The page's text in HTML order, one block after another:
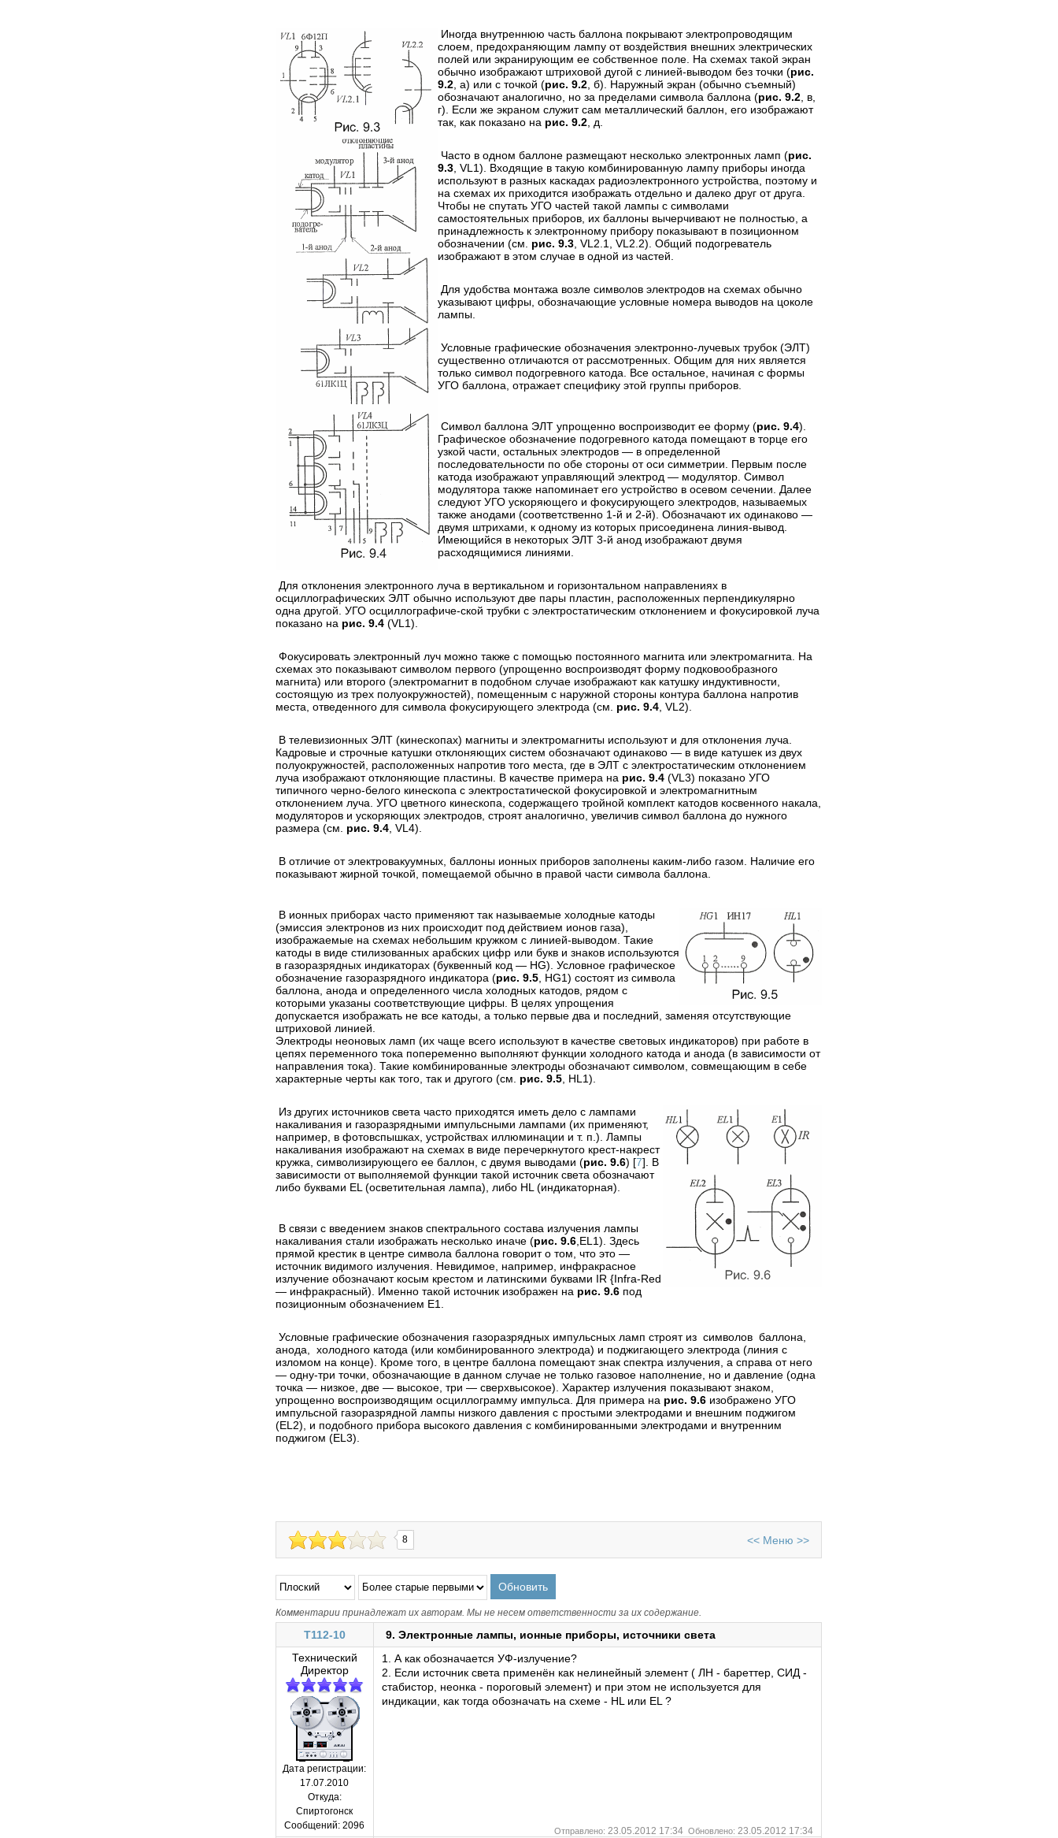
Иногда внутреннюю часть баллона покрывают электропроводящим
слоем, предохраняющим лампу от воздействия внешних электрических
полей или экранирующим ее собственное поле. На схемах такой экран
обычно изображают штриховой дугой с линией-выводом без точки (рис.
9.2 , а) или с точкой (рис. 9.2 , б). Наружный экран (обычно съемный)
обозначают аналогично, но за пределами символа баллона (рис. 9.2 , в,
г). Если же экраном служит сам металлический баллон, его изображают
так, как показано на рис. 9.2 , д.
Часто в одном баллоне размещают несколько электронных ламп (рис.
9.3 , VL1). Входящие в такую комбинированную лампу приборы иногда
используют в разных каскадах радиоэлектронного устройства, поэтому и
на схемах их приходится изображать отдельно и далеко друг от друга.
Чтобы не спутать УГО частей такой лампы с символами
самостоятельных приборов, их баллоны вычерчивают не полностью, а
принадлежность к электронному прибору показывают в позиционном
обозначении (см. рис. 9.3 , VL2.1, VL2.2). Общий подогреватель
изображают в этом случае в одной из частей.
Для удобства монтажа возле символов электродов на схемах обычно
указывают цифры, обозначающие условные номера выводов на цоколе
лампы.
Условные графические обозначения электронно-лучевых трубок (ЭЛТ)
существенно отличаются от рассмотренных. Общим для них является
только символ подогревного катода. Все остальное, начиная с формы
УГО баллона, отражает специфику этой группы приборов.
Символ баллона ЭЛТ упрощенно воспроизводит ее форму (рис. 9.4).
Графическое обозначение подогревного катода помещают в торце его
узкой части, остальных электродов — в определенной
последовательности по обе стороны от оси симметрии. Первым после
катода изображают управляющий электрод — модулятор. Символ
модулятора также напоминает его устройство в осевом сечении. Далее
следуют УГО ускоряющего и фокусирующего электродов, называемых
также анодами (соответственно 1-й и 2-й). Обозначают их одинаково —
двумя штрихами, к одному из которых присоединена линия-вывод.
Имеющийся в некоторых ЭЛТ 3-й анод изображают двумя
расходящимися линиями.
Для отклонения электронного луча в вертикальном и горизонтальном направлениях в
осциллографических ЭЛТ обычно используют две пары пластин, расположенных перпендикулярно
одна другой. УГО осциллографиче-ской трубки с электростатическим отклонением и фокусировкой луча
показано на рис. 9.4 (VL1).
Фокусировать электронный луч можно также с помощью постоянного магнита или электромагнита. На
схемах это показывают символом первого (упрощенно воспроизводят форму подковообразного
магнита) или второго (электромагнит в подобном случае изображают как катушку индуктивности,
состоящую из трех полуокружностей), помещенным с наружной стороны контура баллона напротив
места, отведенного для символа фокусирующего электрода (см. рис. 9.4 , VL2).
В телевизионных ЭЛТ (кинескопах) магниты и электромагниты используют и для отклонения луча.
Кадровые и строчные катушки отклоняющих систем обозначают одинаково — в виде катушек из двух
полуокружностей, расположенных напротив того места, где в ЭЛТ с электростатическим отклонением
луча изображают отклоняющие пластины. В качестве примера на рис. 9.4 (VL3) показано УГО
типичного черно-белого кинескопа с электростатической фокусировкой и электромагнитным
отклонением луча. УГО цветного кинескопа, содержащего тройной комплект катодов косвенного накала,
модуляторов и ускоряющих электродов, строят аналогично, увеличив символ баллона до нужного
размера (см. рис. 9.4 , VL4).
В отличие от электровакуумных, баллоны ионных приборов заполнены каким-либо газом. Наличие его
показывают жирной точкой, помещаемой обычно в правой части символа баллона.
В ионных приборах часто применяют так называемые холодные катоды
(эмиссия электронов из них происходит под действием ионов газа),
изображаемые на схемах небольшим кружком с линией-выводом. Такие
катоды в виде стилизованных арабских цифр или букв и знаков используются
в газоразрядных индикаторах (буквенный код — HG). Условное графическое
обозначение газоразрядного индикатора (рис. 9.5 , HG1) состоят из символа
баллона, анода и определенного числа холодных катодов, рядом с
которыми указаны соответствующие цифры. В целях упрощения
допускается изображать не все катоды, а только первые два и последний, заменяя отсутствующие
штриховой линией.
Электроды неоновых ламп (их чаще всего используют в качестве световых индикаторов) при работе в
цепях переменного тока попеременно выполняют функции холодного катода и анода (в зависимости от
направления тока). Такие комбинированные электроды обозначают символом, совмещающим в себе
характерные черты как того, так и другого (см. рис. 9.5 , HL1).
Из других источников света часто приходятся иметь дело с лампами
накаливания и газоразрядными импульсными лампами (их применяют,
например, в фотовспышках, устройствах иллюминации и т. п.). Лампы
накаливания изображают на схемах в виде перечеркнутого крест-накрест
кружка, символизирующего ее баллон, с двумя выводами (рис. 9.6) [7]. В
зависимости от выполняемой функции такой источник света обозначают
либо буквами EL (осветительная лампа), либо HL (индикаторная).
В связи с введением знаков спектрального состава излучения лампы
накаливания стали изображать несколько иначе (рис. 9.6 ,EL1). Здесь
прямой крестик в центре символа баллона говорит о том, что это —
источник видимого излучения. Невидимое, например, инфракрасное
излучение обозначают косым крестом и латинскими буквами IR {Infra-Red
— инфракрасный). Именно такой источник изображен на рис. 9.6 под
позиционным обозначением E1.
Условные графические обозначения газоразрядных импульсных ламп строят из символов баллона,
анода, холодного катода (или комбинированного электрода) и поджигающего электрода (линия с
изломом на конце). Кроме того, в центре баллона помещают знак спектра излучения, а справа от него
— одну-три точки, обозначающие в данном случае не только газовое наполнение, но и давление (одна
точка — низкое, две — высокое, три — сверхвысокое). Характер излучения показывают знаком,
упрощенно воспроизводящим осциллограмму импульса. Для примера на рис. 9.6 изображено УГО
импульсной газоразрядной лампы низкого давления с простыми электродами и внешним поджигом
(EL2), и подобного прибора высокого давления с комбинированными электродами и внутренним
поджигом (EL3).
8 << Меню >>
Комментарии принадлежат их авторам. Мы не несем ответственности за их содержание.
T112-10
9. Электронные лампы, ионные приборы, источники света
Технический
Директор
Дата регистрации:
17.07.2010
Откуда:
Спиртогонск
Сообщений: 2096
1. А как обозначается УФ-излучение?
2. Если источник света применён как нелинейный элемент ( ЛН - бареттер, СИД -
стабистор, неонка - пороговый элемент) и при этом не используется для
индикации, как тогда обозначать на схеме - HL или EL ?
Отправлено: 23.05.2012 17:34 Обновлено: 23.05.2012 17:34